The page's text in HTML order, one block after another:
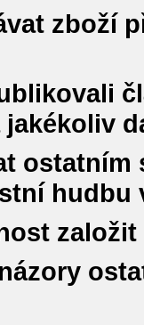
zboží
jakékoliv
hudbu